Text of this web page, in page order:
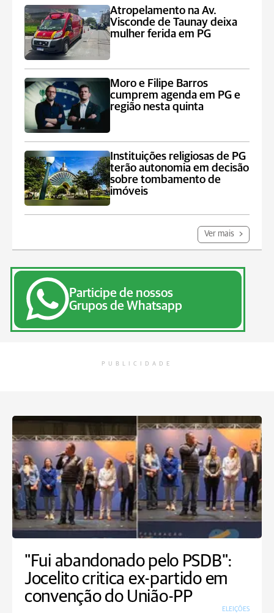
Atropelamento na Av.
Visconde de Taunay deixa
mulher ferida em PG
Moro e Filipe Barros
cumprem agenda em PG e
região nesta quinta
Instituições religiosas de PG
terão autonomia em decisão
sobre tombamento de
imóveis
Ver mais
Participe de nossos
Grupos de Whatsapp
PUBLICIDADE
"Fui abandonado pelo PSDB":
Jocelito critica ex-partido em
convenção do União-PP
ELEIÇÕES